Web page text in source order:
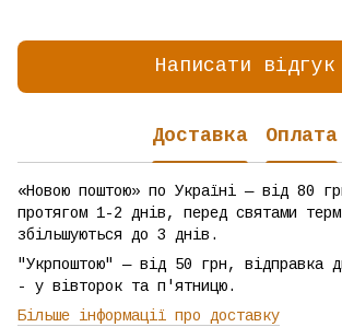
Написати відгук
Доставка Оплата
«Новою поштою» по Україні — від 80
протягом 1-2 днів, перед святами
збільшуються до 3 днів.
"Укрпоштою" — від 50 грн, відправка
- у вівторок та п'ятницю.
Більше інформації про доставку